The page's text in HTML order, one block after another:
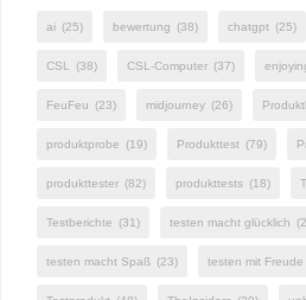
ai (25) bewertung (38) chatgpt (25)
CSL (38) CSL-Computer (37)
FeuFeu (23) midjourney (26)
produktprobe (19) Produkttest (79)
produkttester (82) produkttests (18)
Testberichte (31) testen macht glücklich
testen macht Spaß (23) testen mit Freude